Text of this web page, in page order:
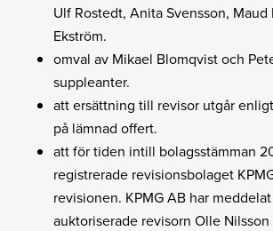
Ulf Rostedt, Anita Svensson,
Ekström.
omval av Mikael Blomqvist och
suppleanter.
att ersättning till revisor utgår
på lämnad offert.
att för tiden intill bolagsstämman
registrerade revisionsbolaget
revisionen. KPMG AB har
auktoriserade revisorn Olle